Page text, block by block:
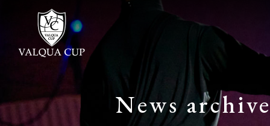
News